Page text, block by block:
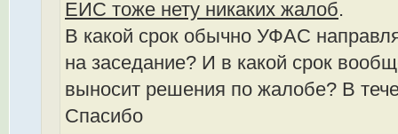
ЕИС тоже нету никаких жалоб.
В какой срок обычно УФАС
на заседание? И в какой срок
выносит решения по жалобе? В
Спасибо